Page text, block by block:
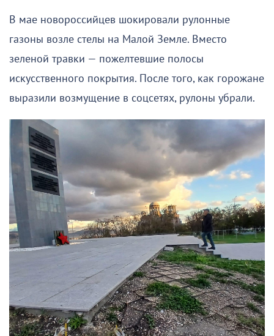
В мае новороссийцев шокировали рулонные
газоны возле стелы на Малой Земле. Вместо
зеленой травки — пожелтевшие полосы
искусственного покрытия. После того, как горожане
выразили возмущение в соцсетях, рулоны убрали.